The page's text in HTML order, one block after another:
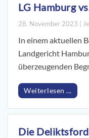
LG Hamburg
28. November 2023 |
In einem aktuellen
Landgericht
überzeugenden
Weiterlesen ...
Die